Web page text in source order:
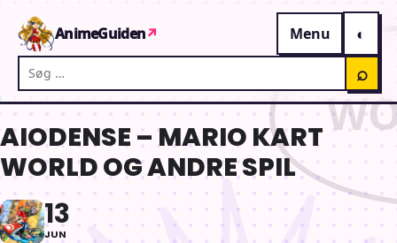
AnimeGuiden↗
Menu
Søg på AnimeGuiden
⌕
AIODENSE – MARIO KART
WORLD OG ANDRE SPIL
13
JUN